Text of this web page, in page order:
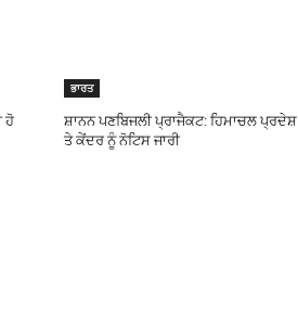
ਹੋ
ਭਾਰਤ
ਸ਼ਾਨਨ ਪਣਬਿਜਲੀ ਪ੍ਰਾਜੈਕਟ: ਹਿਮਾਚਲ ਪ੍ਰਦੇਸ਼
ਤੇ ਕੇਂਦਰ ਨੂੰ ਨੋਟਿਸ ਜਾਰੀ